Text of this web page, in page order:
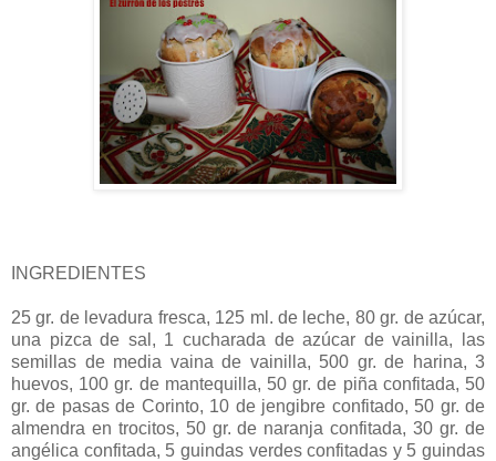
INGREDIENTES
25 gr. de levadura fresca, 125 ml. de leche, 80 gr. de azúcar,
una pizca de sal, 1 cucharada de azúcar de vainilla, las
semillas de media vaina de vainilla, 500 gr. de harina, 3
huevos, 100 gr. de mantequilla, 50 gr. de piña confitada, 50
gr. de pasas de Corinto, 10 de jengibre confitado, 50 gr. de
almendra en trocitos, 50 gr. de naranja confitada, 30 gr. de
angélica confitada, 5 guindas verdes confitadas y 5 guindas